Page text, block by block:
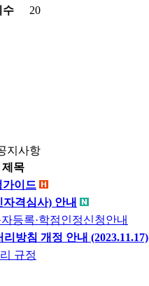
수 20
지사항
제목
가이드
격심사) 안내
등록·학점인정신청안내
방침 개정 안내 (2023.11.17)
규정